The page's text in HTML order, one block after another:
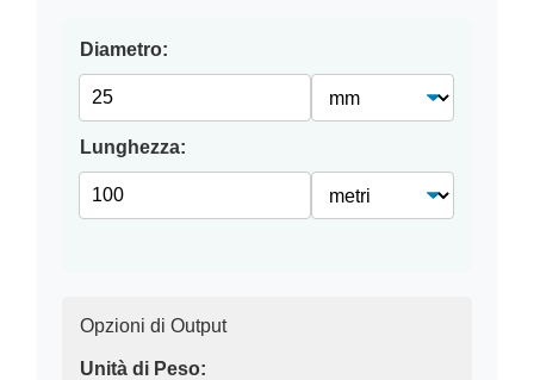
Diametro:
Lunghezza:
Opzioni di Output
Unità di Peso: